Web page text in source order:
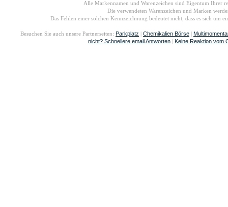
Alle Markennamen und Warenzeichen sind Eigentum Ihrer
Die verwendeten Warenzeichen und Marken
Das Fehlen einer solchen Kennzeichnung bedeutet nicht, dass es sich um
Besuchen Sie auch unsere Partnerseiten: Parkplatz Chemikalien Börse
nicht? Schnellere email Antworten
Keine Reaktion vom